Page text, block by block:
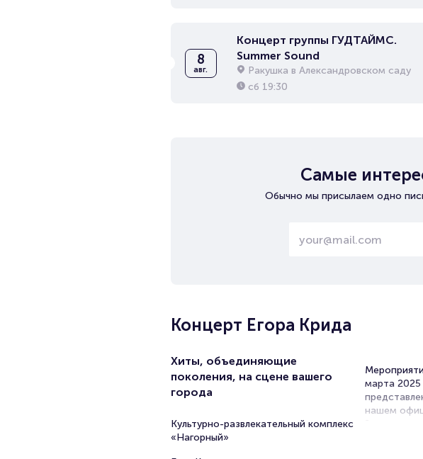
8
авг.
Концерт группы ГУДТАЙМС.
Summer Sound
Ракушка в Александровском саду
сб 19:30
Самые
Обычно мы присылаем одно
Концерт Егора Крида
Хиты, объединяющие
поколения, на сцене вашего
города
Культурно-развлекательный комплекс
«Нагорный»
марта
нашем